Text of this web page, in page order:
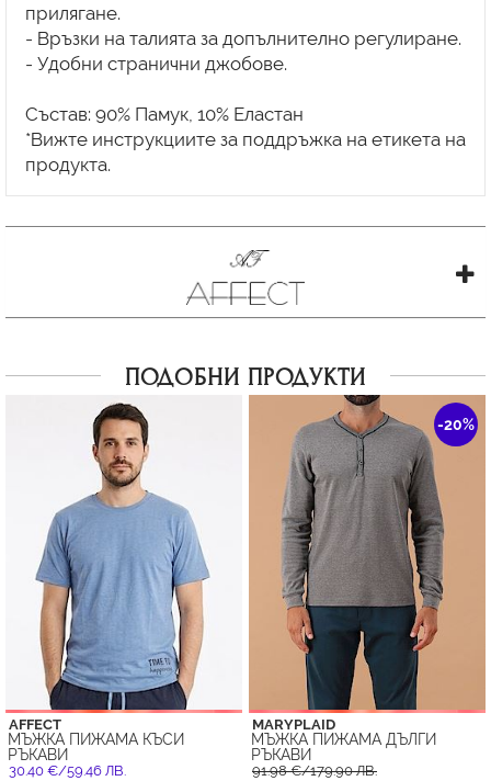
прилягане.
- Връзки на талията за допълнително регулиране.
- Удобни странични джобове.
Състав: 90% Памук, 10% Еластан
*Вижте инструкциите за поддръжка на етикета на
ПОДОБНИ ПРОДУКТИ
AFFECT
МЪЖКА ПИЖАМА КЪСИ
РЪКАВИ
30.40 €/59.46 ЛВ.
-20%
MARYPLAID
МЪЖКА ПИЖАМА ДЪЛГИ
РЪКАВИ
91.98 €/179.90 ЛВ.